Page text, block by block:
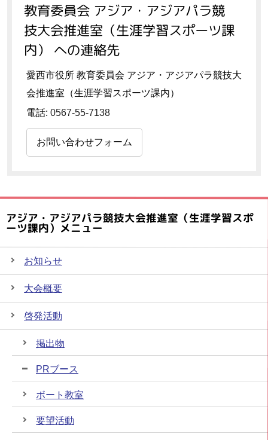
教育委員会 アジア・アジアパラ競
技大会推進室（生涯学習スポーツ課
内） への連絡先
愛西市役所 教育委員会 アジア・アジアパラ競技大
会推進室（生涯学習スポーツ課内）
電話: 0567-55-7138
お問い合わせフォーム
アジア・アジアパラ競技大会推進室（生涯学習スポ
ーツ課内）メニュー
お知らせ
大会概要
啓発活動
掲出物
PRブース
ボート教室
要望活動